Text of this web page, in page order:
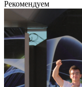
Рекомендуем